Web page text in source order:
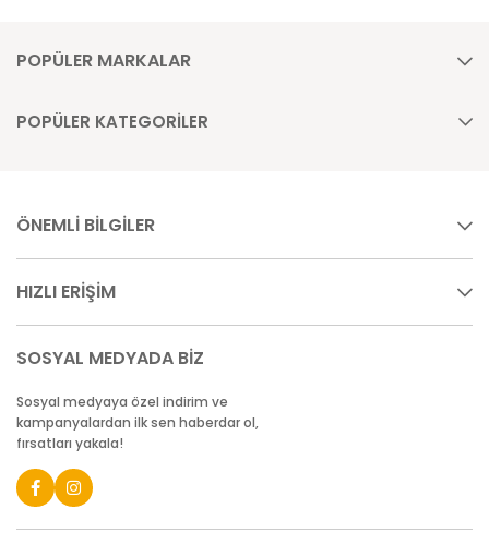
POPÜLER MARKALAR
POPÜLER KATEGORİLER
ÖNEMLİ BİLGİLER
HIZLI ERİŞİM
SOSYAL MEDYADA BİZ
Sosyal medyaya özel indirim ve
kampanyalardan ilk sen haberdar ol,
fırsatları yakala!